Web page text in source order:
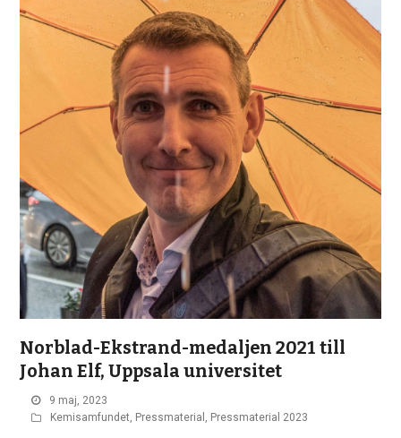
Norblad-Ekstrand-medaljen 2021 till
Johan Elf, Uppsala universitet
9 maj, 2023
Kemisamfundet, Pressmaterial , Pressmaterial 2023